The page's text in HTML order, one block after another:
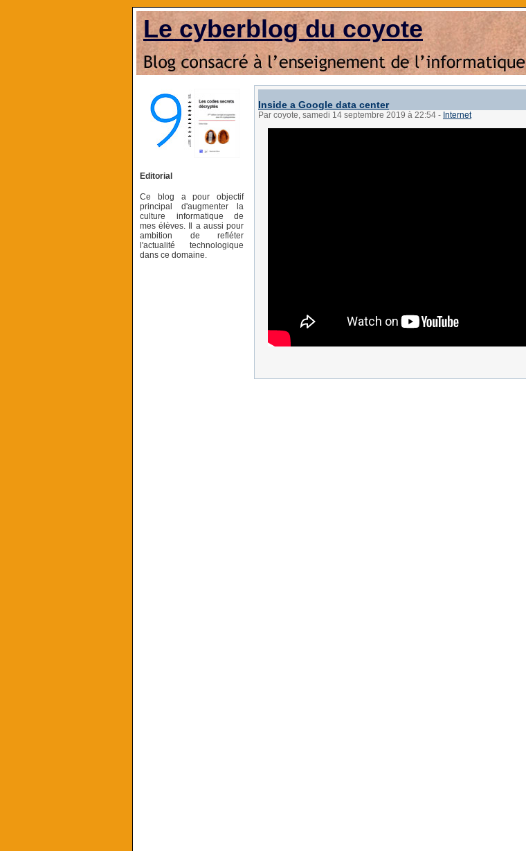
Le cyberblog du coyote
Editorial
Ce blog a pour objectif
principal d'augmenter la
culture informatique de
mes élèves. Il a aussi pour
ambition de refléter
l'actualité technologique
dans ce domaine.
Inside a Google data center
Par coyote, samedi 14 septembre 2019 à 22:54 - Internet